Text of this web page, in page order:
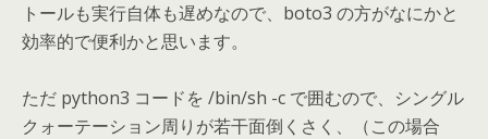
トールも実行自体も遅めなので、boto3 の方がなにかと
効率的で便利かと思います。
ただ python3 コードを /bin/sh -c で囲むので、シングル
クォーテーション周りが若干面倒くさく、（この場合